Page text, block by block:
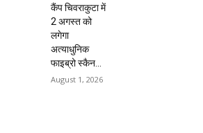
कैंप चिवराकुटा में
2 अगस्त को
लगेगा
अत्याधुनिक
फाइब्रो स्कैन...
August 1, 2026